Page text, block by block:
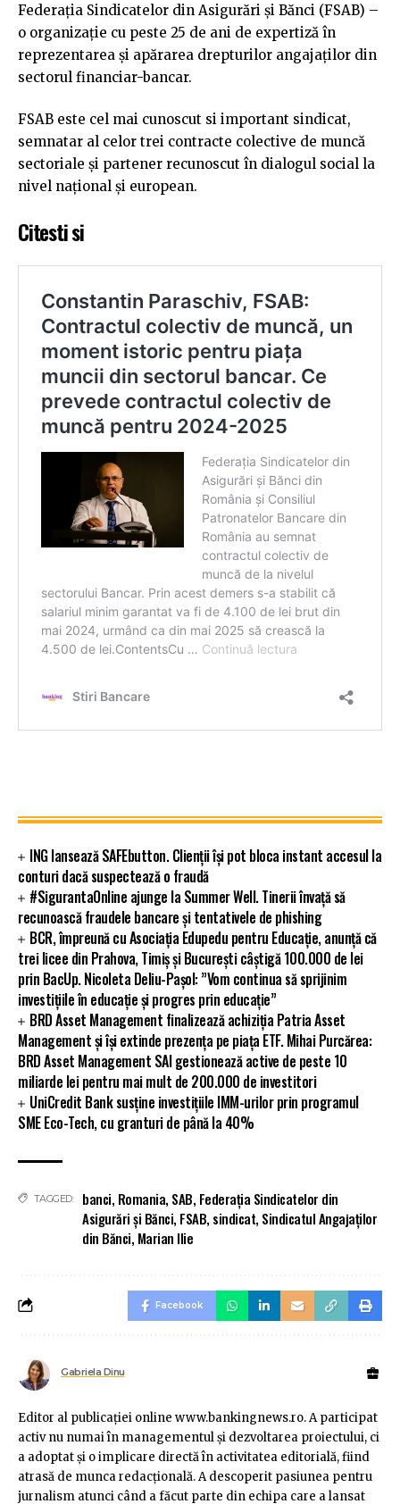
Federația Sindicatelor din Asigurări și Bănci (FSAB) –
o organizație cu peste 25 de ani de expertiză în
reprezentarea și apărarea drepturilor angajaților din
sectorul financiar-bancar.
FSAB este cel mai cunoscut si important sindicat,
semnatar al celor trei contracte colective de muncă
sectoriale și partener recunoscut în dialogul social la
nivel național și european.
Citesti si
ING lansează SAFEbutton. Clienții își pot bloca instant accesul la
conturi dacă suspectează o fraudă
#SigurantaOnline ajunge la Summer Well. Tinerii învață să
recunoască fraudele bancare și tentativele de phishing
BCR, împreună cu Asociația Edupedu pentru Educație, anunță că
trei licee din Prahova, Timiș și București câștigă 100.000 de lei
prin BacUp. Nicoleta Deliu-Pașol: ”Vom continua să sprijinim
investițiile în educație și progres prin educație”
BRD Asset Management finalizează achiziția Patria Asset
Management și își extinde prezența pe piața ETF. Mihai Purcărea:
BRD Asset Management SAI gestionează active de peste 10
miliarde lei pentru mai mult de 200.000 de investitori
UniCredit Bank susține investițiile IMM-urilor prin programul
SME Eco-Tech, cu granturi de până la 40%
TAGGED: banci, Romania, SAB, Federația Sindicatelor din
Asigurări și Bănci, FSAB, sindicat, Sindicatul Angajaților
din Bănci, Marian Ilie
Facebook
Gabriela Dinu
Editor al publicaţiei online www.bankingnews.ro. A participat
activ nu numai în managementul şi dezvoltarea proiectului, ci
a adoptat şi o implicare directă în activitatea editorială, fiind
atrasă de munca redacţională. A descoperit pasiunea pentru
jurnalism atunci când a făcut parte din echipa care a lansat